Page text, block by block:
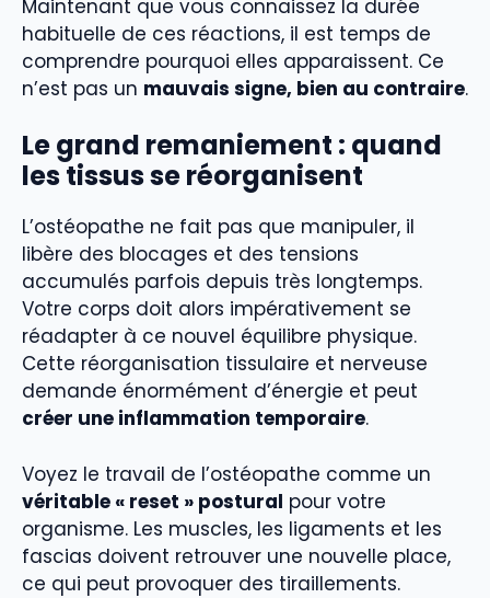
Maintenant que vous connaissez la durée
habituelle de ces réactions, il est temps de
comprendre pourquoi elles apparaissent. Ce
n’est pas un mauvais signe, bien au contraire.
Le grand remaniement : quand
les tissus se réorganisent
L’ostéopathe ne fait pas que manipuler, il
libère des blocages et des tensions
accumulés parfois depuis très longtemps.
Votre corps doit alors impérativement se
réadapter à ce nouvel équilibre physique.
Cette réorganisation tissulaire et nerveuse
demande énormément d’énergie et peut
créer une inflammation temporaire.
Voyez le travail de l’ostéopathe comme un
véritable « reset » postural pour votre
organisme. Les muscles, les ligaments et les
fascias doivent retrouver une nouvelle place,
ce qui peut provoquer des tiraillements.